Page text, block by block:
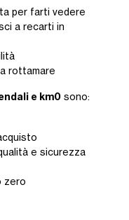
per farti vedere
a recarti in
rottamare
e km0 sono:
e sicurezza
zero